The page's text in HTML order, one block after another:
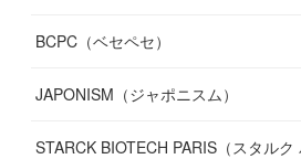
BCPC（ベセペセ）
JAPONISM（ジャポニスム）
STARCK BIOTECH PARIS（スタルク